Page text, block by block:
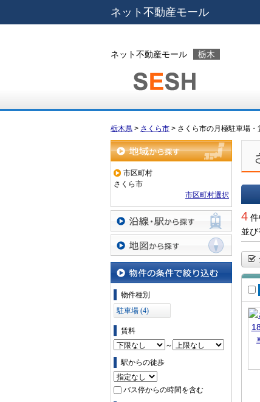
ネット不動産モール
ネット不動産モール 栃木
栃木県 > さくら市 > さくら市の月極駐車場
地域から探す
市区町村
さくら市
市区町村選択
沿線・駅から探す
地図から探す
物件の条件で絞り込む
物件種別
駐車場 (4)
賃料
～
駅からの徒歩
バス停からの時間を含む
4
並び